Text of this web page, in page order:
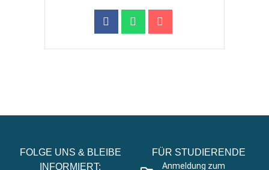
FOLGE UNS & BLEIBE
INFORMIERT:
FÜR STUDIERENDE
Anmeldung zum